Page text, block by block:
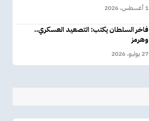
1 أغسطس، 2026
فاخر السلطان يكتب: التصعيد العسكري..
وهرمز
27 يوليو، 2026